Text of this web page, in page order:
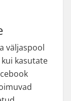
väljaspool
kasutate